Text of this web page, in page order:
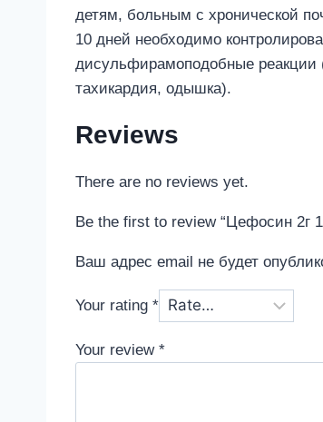
детям, больным с хронической
10 дней необходимо
дисульфирамоподобные реакции
тахикардия, одышка).
Reviews
There are no reviews yet.
Be the first to review “Цефосин 2г
Ваш адрес email не будет
Your rating *
Your review *